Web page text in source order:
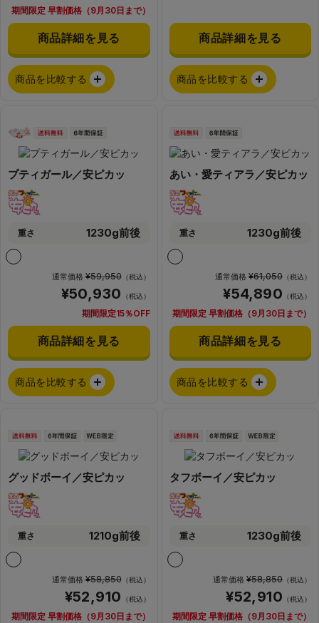
期間限定 早割価格（9月30日まで）
商品詳細を見る
商品を比較する
商品詳細を見る
商品を比較する
プティガール／安ピカッ
重さ 1230g前後
通常価格¥59,950（税込）
¥50,930 （税込）
期間限定15％OFF
商品詳細を見る
商品を比較する
あい・愛ティアラ／安ピカッ
重さ 1230g前後
通常価格 ¥61,050 （税込）
¥54,890 （税込）
期間限定 早割価格（9月30日まで）
商品詳細を見る
商品を比較する
グッドボーイ／安ピカッ
重さ 1210g前後
通常価格¥58,850（税込）
¥52,910 （税込）
期間限定 早割価格（9月30日まで）
タフボーイ／安ピカッ
重さ 1230g前後
通常価格 ¥58,850 （税込）
¥52,910 （税込）
期間限定 早割価格（9月30日まで）